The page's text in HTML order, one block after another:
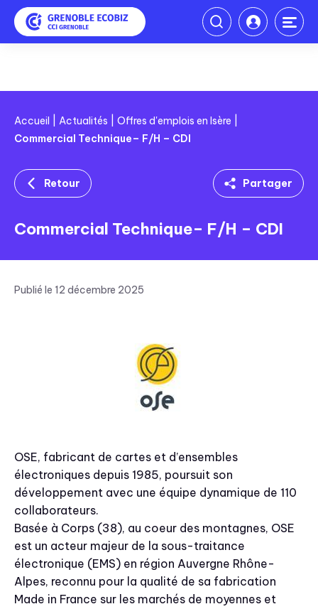
Accueil Actualités
Offres d'emplois en Isère
Commercial Technique– F/H – CDI
Retour Partager
Commercial Technique– F/H – CDI
Publié le 12 décembre 2025
OSE, fabricant de cartes et d’ensembles
électroniques depuis 1985, poursuit son
développement avec une équipe dynamique de 110
collaborateurs.
Basée à Corps (38), au coeur des montagnes, OSE
est un acteur majeur de la sous-traitance
électronique (EMS) en région Auvergne Rhône-
Alpes, reconnu pour la qualité de sa fabrication
Made in France sur les marchés de moyennes et